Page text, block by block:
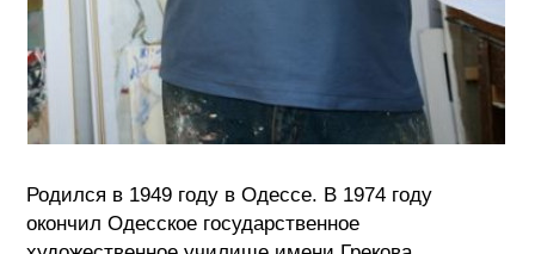
Родился в 1949 году в Одессе. В 1974 году
окончил Одесское государственное